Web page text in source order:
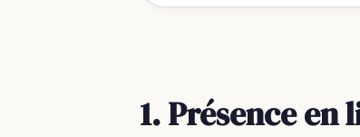
1. Présence en